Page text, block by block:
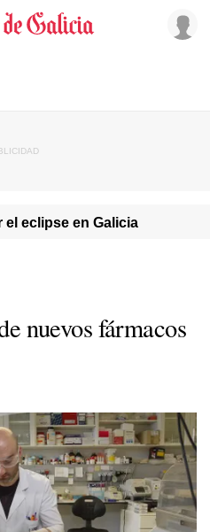
el eclipse en Galicia
nuevos fármacos